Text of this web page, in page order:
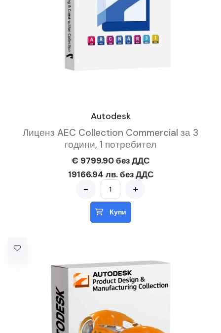
Autodesk
Лиценз AEC Collection Commercial за 3
години, 1 потребител
€ 9799.90 без ДДС
19166.94 лв. без ДДС
- +
Купи